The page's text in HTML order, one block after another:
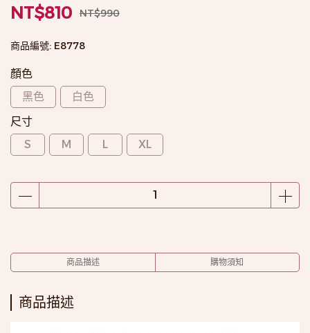
NT$810 NT$990
商品編號: E8778
顏色
黑色
白色
尺寸
S
M L XL
商品描述 購物須知
商品描述